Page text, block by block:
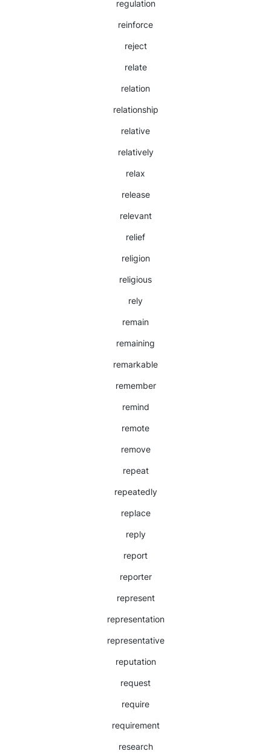
regulation
reinforce
reject
relate
relation
relationship
relative
relatively
relax
release
relevant
relief
religion
religious
rely
remain
remaining
remarkable
remember
remind
remote
remove
repeat
repeatedly
replace
reply
report
reporter
represent
representation
representative
reputation
request
require
requirement
research